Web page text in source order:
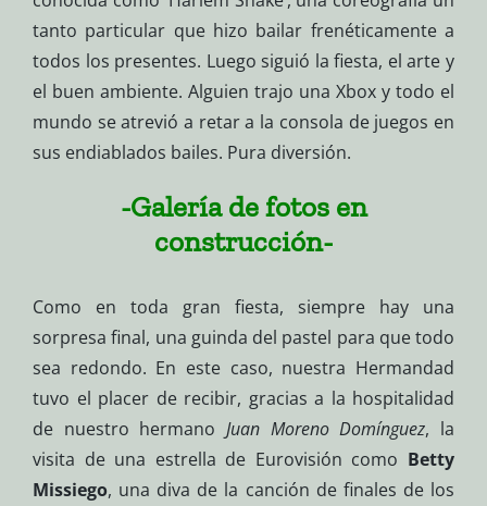
tanto particular que hizo bailar frenéticamente a
todos los presentes. Luego siguió la fiesta, el arte y
el buen ambiente. Alguien trajo una Xbox y todo el
mundo se atrevió a retar a la consola de juegos en
sus endiablados bailes. Pura diversión.
-Galería de fotos en
construcción-
Como en toda gran fiesta, siempre hay una
sorpresa final, una guinda del pastel para que todo
sea redondo. En este caso, nuestra Hermandad
tuvo el placer de recibir, gracias a la hospitalidad
de nuestro hermano Juan Moreno Domínguez, la
visita de una estrella de Eurovisión como Betty
Missiego, una diva de la canción de finales de los